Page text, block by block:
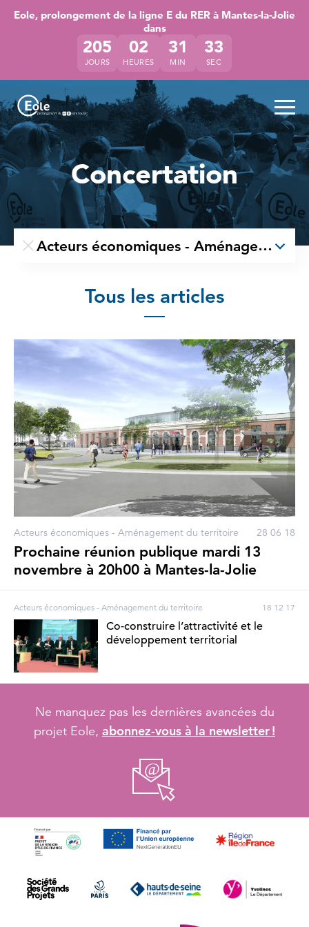
Accéder directement au contenu de la page
Accéder à la navigation principale
Accéder à la recherche
Eole, prolongement de la ligne E du RER à Mantes-la-Jolie
dans
205
JOURS
02
HEURES
31
MIN
32
SEC
Concertation
Retirer le filtre par thème
Acteurs économiques - Aménagement
Tous les articles
Acteurs économiques - Aménagement du territoire 28 06 18
Prochaine réunion publique mardi 13
novembre à 20h00 à Mantes-la-Jolie
Acteurs économiques - Aménagement du territoire 18 12 17
Co-construire l’attractivité et le
développement territorial
Ne manquez pas les dernières avancées du
projet Eole, abonnez-vous à la newsletter !